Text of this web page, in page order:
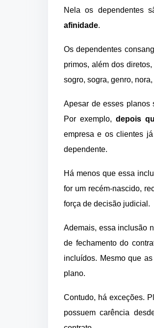
Nela os dependentes
afinidade.
Os dependentes
primos, além dos
sogro, sogra, genro,
Apesar de esses planos
Por exemplo, depois
empresa e os clientes
dependente.
Há menos que essa
for um recém-nascido,
força de decisão judicial.
Ademais, essa inclusão
de fechamento do
incluídos. Mesmo que
plano.
Contudo, há exceções.
possuem carência